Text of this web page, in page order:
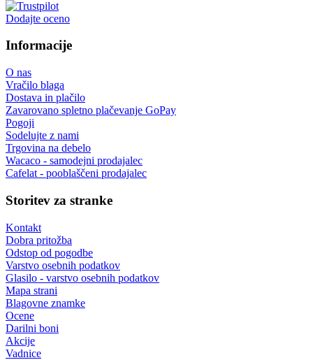
Dodajte oceno
Informacije
O nas
Vračilo blaga
Dostava in plačilo
Zavarovano spletno plačevanje GoPay
Pogoji
Sodelujte z nami
Trgovina na debelo
Wacaco - samodejni prodajalec
Cafelat - pooblaščeni prodajalec
Storitev za stranke
Kontakt
Dobra pritožba
Odstop od pogodbe
Varstvo osebnih podatkov
Glasilo - varstvo osebnih podatkov
Mapa strani
Blagovne znamke
Ocene
Darilni boni
Akcije
Vadnice